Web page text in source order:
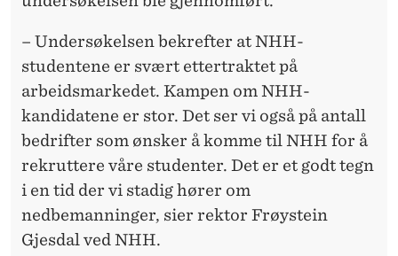
– Undersøkelsen bekrefter at NHH-
studentene er svært ettertraktet på
arbeidsmarkedet. Kampen om NHH-
kandidatene er stor. Det ser vi også på antall
bedrifter som ønsker å komme til NHH for å
rekruttere våre studenter. Det er et godt tegn
i en tid der vi stadig hører om
nedbemanninger, sier rektor Frøystein
Gjesdal ved NHH.